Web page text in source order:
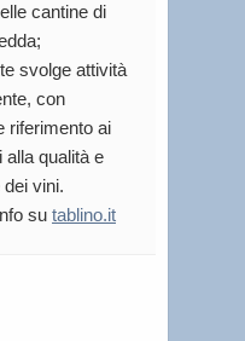
cantine di
svolge attività
con
riferimento ai
alla qualità e
vini.
su tablino.it